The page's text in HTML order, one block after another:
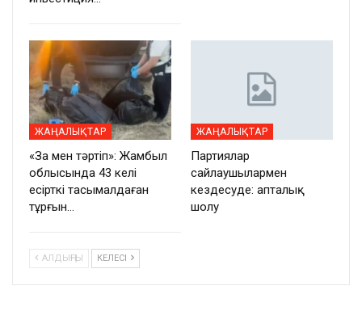
ЖАҢАЛЫҚТАР
«Заң мен тәртіп»: Жамбыл
облысында 43 келі
есірткі тасымалдаған
тұрғын…
ЖАҢАЛЫҚТАР
Партиялар
сайлаушылармен
кездесуде: апталық
шолу
АЛДЫҢҒЫ КЕЛЕСІ